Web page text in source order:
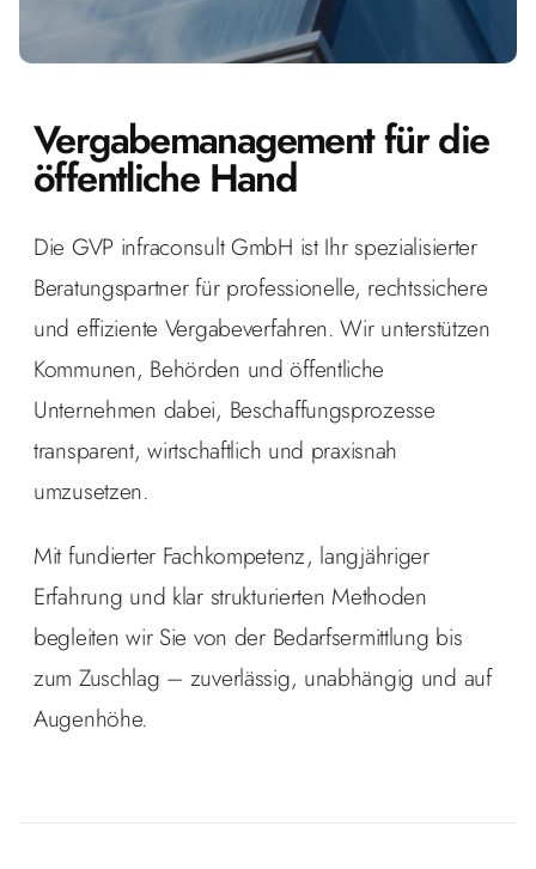
Vergabe­management für die
öffentliche Hand
Die GVP infraconsult GmbH ist Ihr spezialisierter
Beratungspartner für professionelle, rechtssichere
und effiziente Vergabeverfahren. Wir unterstützen
Kommunen, Behörden und öffentliche
Unternehmen dabei, Beschaffungsprozesse
transparent, wirtschaftlich und praxisnah
umzusetzen.
Mit fundierter Fachkompetenz, langjähriger
Erfahrung und klar strukturierten Methoden
begleiten wir Sie von der Bedarfsermittlung bis
zum Zuschlag – zuverlässig, unabhängig und auf
Augenhöhe.